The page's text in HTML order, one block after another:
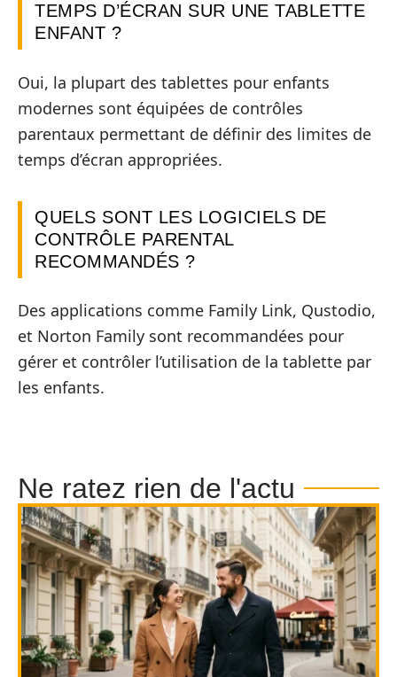
TEMPS D’ÉCRAN SUR UNE TABLETTE
ENFANT ?
Oui, la plupart des tablettes pour enfants
modernes sont équipées de contrôles
parentaux permettant de définir des limites de
temps d’écran appropriées.
QUELS SONT LES LOGICIELS DE
CONTRÔLE PARENTAL
RECOMMANDÉS ?
Des applications comme Family Link, Qustodio,
et Norton Family sont recommandées pour
gérer et contrôler l’utilisation de la tablette par
les enfants.
Ne ratez rien de l'actu